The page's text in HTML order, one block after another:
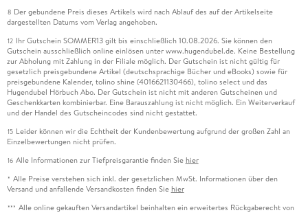
8 Der gebundene Preis dieses Artikels wird nach Ablauf des auf der Artikelseite
dargestellten Datums vom Verlag angehoben.
12 Ihr Gutschein SOMMER13 gilt bis einschließlich 10.08.2026. Sie können den
Gutschein ausschließlich online einlösen unter www.hugendubel.de. Keine Bestellung
zur Abholung mit Zahlung in der Filiale möglich. Der Gutschein ist nicht gültig für
gesetzlich preisgebundene Artikel (deutschsprachige Bücher und eBooks) sowie für
preisgebundene Kalender, tolino shine (4016621130466), tolino select und das
Hugendubel Hörbuch Abo. Der Gutschein ist nicht mit anderen Gutscheinen und
Geschenkkarten kombinierbar. Eine Barauszahlung ist nicht möglich. Ein Weiterverkauf
und der Handel des Gutscheincodes sind nicht gestattet.
15 Leider können wir die Echtheit der Kundenbewertung aufgrund der großen Zahl an
Einzelbewertungen nicht prüfen.
16 Alle Informationen zur Tiefpreisgarantie finden Sie hier
* Alle Preise verstehen sich inkl. der gesetzlichen MwSt. Informationen über den
Versand und anfallende Versandkosten finden Sie hier
*** Alle online gekauften Versandartikel beinhalten ein erweitertes Rückgaberecht von